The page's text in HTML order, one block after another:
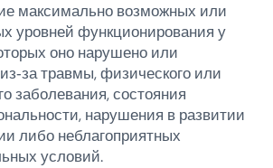
максимально возможных или
уровней функционирования у
оно нарушено или
травмы, физического или
заболевания, состояния
нарушения в развитии
либо неблагоприятных
условий.